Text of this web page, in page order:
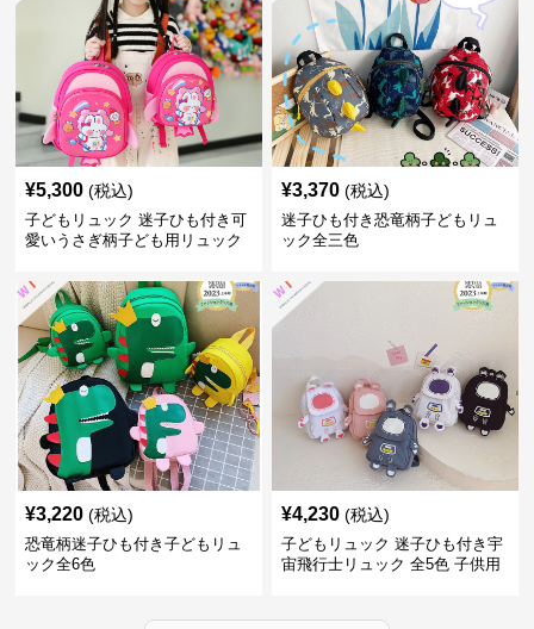
¥5,300 (税込)
子どもリュック 迷子ひも付き可
愛いうさぎ柄子ども用リュック
¥3,370 (税込)
迷子ひも付き恐竜柄子どもリュ
ック全三色
¥3,220 (税込)
恐竜柄迷子ひも付き子どもリュ
ック全6色
¥4,230 (税込)
子どもリュック 迷子ひも付き宇
宙飛行士リュック 全5色 子供用